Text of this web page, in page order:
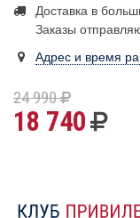
Доставка в
Заказы
Адрес и время
24 990
18 740